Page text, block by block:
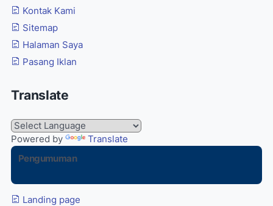
Kontak Kami
Sitemap
Halaman Saya
Pasang Iklan
Translate
Powered by
Translate
Pengumuman
Landing page